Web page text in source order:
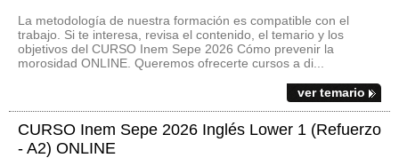
La metodología de nuestra formación es compatible con el
trabajo. Si te interesa, revisa el contenido, el temario y los
objetivos del CURSO Inem Sepe 2026 Cómo prevenir la
morosidad ONLINE. Queremos ofrecerte cursos a di...
ver temario
CURSO Inem Sepe 2026 Inglés Lower 1 (Refuerzo
- A2) ONLINE